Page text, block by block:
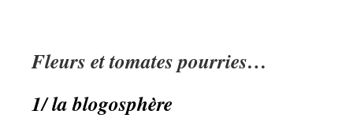
Fleurs et tomates pourries…
1/ la blogosphère